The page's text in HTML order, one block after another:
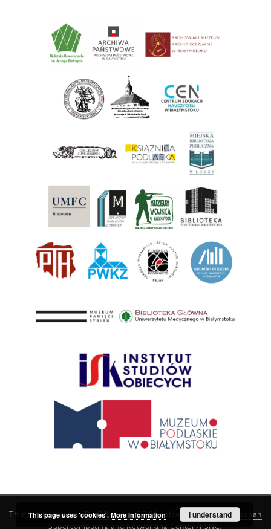
This service runs onDInGO dLibra 6.3.21software created by
Poznan
Supercomputing and Networking Center (PSNC)
This page uses 'cookies'. More information I understand